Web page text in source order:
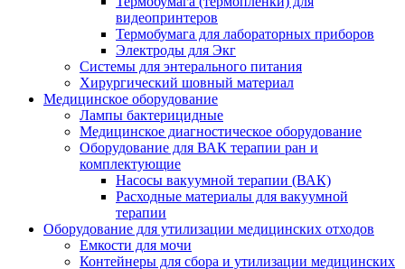
видеопринтеров
Термобумага для лабораторных приборов
Электроды для Экг
Системы для энтерального питания
Хирургический шовный материал
Медицинское оборудование
Лампы бактерицидные
Медицинское диагностическое оборудование
Оборудование для ВАК терапии ран и
комплектующие
Насосы вакуумной терапии (ВАК)
Расходные материалы для вакуумной
терапии
Оборудование для утилизации медицинских отходов
Емкости для мочи
Контейнеры для сбора и утилизации медицинских